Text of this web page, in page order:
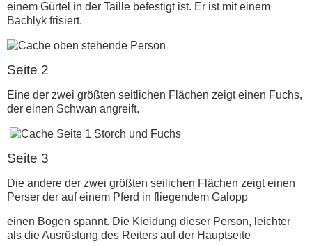
einem Gürtel in der Taille befestigt ist. Er ist mit einem
Bachlyk frisiert.
Seite 2
Eine der zwei größten seitlichen Flächen zeigt einen Fuchs,
der einen Schwan angreift.
Seite 3
Die andere der zwei größten seilichen Flächen zeigt einen
Perser der auf einem Pferd in fliegendem Galopp
einen Bogen spannt. Die Kleidung dieser Person, leichter
als die Ausrüstung des Reiters auf der Hauptseite